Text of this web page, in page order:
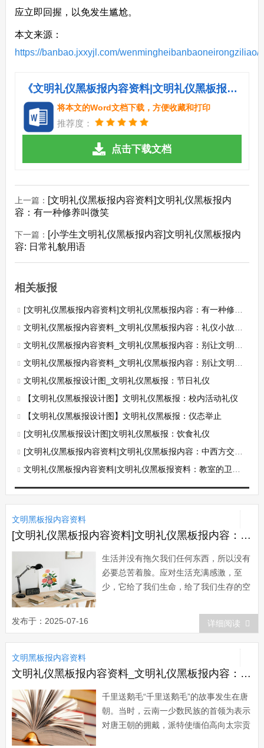
应立即回握，以免发生尴尬。
本文来源：
https://banbao.jxxyjl.com/wenmingheibanbaoneirongziliao/
《文明礼仪黑板报内容资料|文明礼仪黑板报内容：握手礼.doc》
将本文的Word文档下载，方便收藏和打印
推荐度：
点击下载文档
上一篇：
[文明礼仪黑板报内容资料]文明礼仪黑板报内
容：有一种修养叫微笑
下一篇：
[小学生文明礼仪黑板报内容]文明礼仪黑板报内
容: 日常礼貌用语
相关板报
[文明礼仪黑板报内容资料]文明礼仪黑板报内容：有一种修养叫微笑
文明礼仪黑板报内容资料_文明礼仪黑板报内容：礼仪小故事之千里送鹅毛
文明礼仪黑板报内容资料_文明礼仪黑板报内容：别让文明只差一步
文明礼仪黑板报内容资料_文明礼仪黑板报内容：别让文明只差一步
文明礼仪黑板报设计图_文明礼仪黑板报：节日礼仪
【文明礼仪黑板报设计图】文明礼仪黑板报：校内活动礼仪
【文明礼仪黑板报设计图】文明礼仪黑板报：仪态举止
[文明礼仪黑板报设计图]文明礼仪黑板报：饮食礼仪
[文明礼仪黑板报内容资料]文明礼仪黑板报内容：中西方交际语言的差异
文明礼仪黑板报内容资料|文明礼仪黑板报资料：教室的卫生和秩序
文明黑板报内容资料
[文明礼仪黑板报内容资料]文明礼仪黑板报内容：有一种修养叫微笑
生活并没有拖欠我们任何东西，所以没有
必要总苦着脸。应对生活充满感激，至
少，它给了我们生命，给了我们生存的空
钱、地位、处境没有必然的联系。一个富
翁可能整天忧心忡忡，而一个穷人可能心
情舒畅;一位残疾人可能坦然乐观;一位生
活顺利的人可能会愁眉不展，一位身处逆
境的人可...
发布于：2025-07-16 详细阅读
文明黑板报内容资料
文明礼仪黑板报内容资料_文明礼仪黑板报内容：礼仪小故事之千里送鹅毛
千里送鹅毛“千里送鹅毛”的故事发生在唐
朝。当时，云南一少数民族的首领为表示
对唐王朝的拥戴，派特使缅伯高向太宗贡